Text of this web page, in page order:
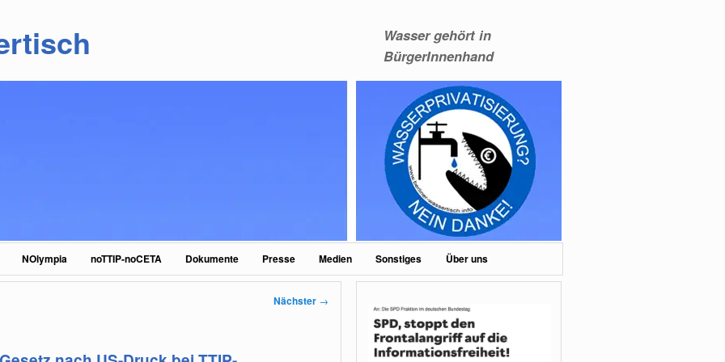
Wasser gehört in
BürgerInnenhand
NOlympia noTTIP-noCETA Dokumente Presse Medien Sonstiges Über uns
Nächster →